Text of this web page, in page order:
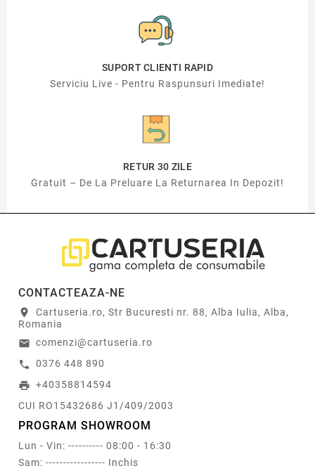
SUPORT CLIENTI RAPID
Serviciu Live - Pentru Raspunsuri Imediate!
RETUR 30 ZILE
Gratuit – De La Preluare La Returnarea In Depozit!
CONTACTEAZA-NE
location_on
Cartuseria.ro, Str Bucuresti nr. 88, Alba Iulia, Alba,
Romania
email comenzi@cartuseria.ro
call 0376 448 890
print +40358814594
CUI RO15432686 J1/409/2003
PROGRAM SHOWROOM
Lun - Vin: ---------- 08:00 - 16:30
Sam: ----------------- Inchis